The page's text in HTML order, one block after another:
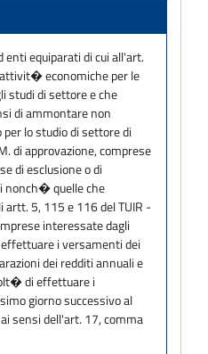
equiparati di cui all'art.
economiche per le
studi di settore e che
di ammontare non
lo studio di settore di
di approvazione, comprese
di esclusione o di
nonch� quelle che
artt. 5, 115 e 116 del TUIR -
interessate dagli
i versamenti dei
dei redditi annuali e
di effettuare i
giorno successivo al
sensi dell'art. 17, comma